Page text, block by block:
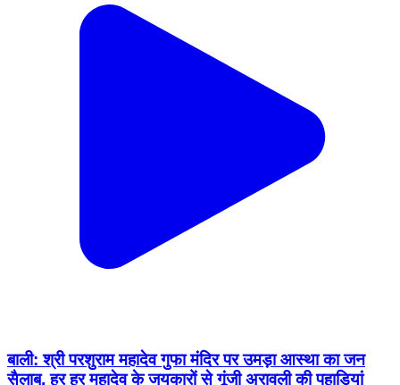
बाली: श्री परशुराम महादेव गुफा मंदिर पर उमड़ा आस्था का जन
सैलाब, हर हर महादेव के जयकारों से गूंजी अरावली की पहाड़ियां